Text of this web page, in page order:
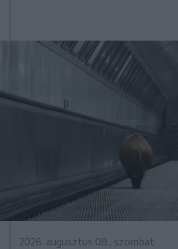
2026. augusztus 08., szombat